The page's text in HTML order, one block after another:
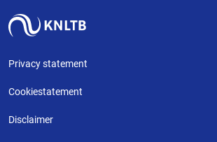
Privacy statement
Cookiestatement
Disclaimer